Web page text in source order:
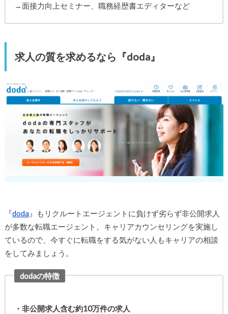
→面接力向上セミナー、職務経歴書エディターなど
求人の質を求めるなら『doda』
『doda』もリクルートエージェントに負けず劣らず非公開求人
が多数な転職エージェント。キャリアカウンセリングを実施し
ているので、今すぐに転職をする気がない人もキャリアの相談
をしてみましょう。
dodaの特徴
・非公開求人含む約10万件の求人